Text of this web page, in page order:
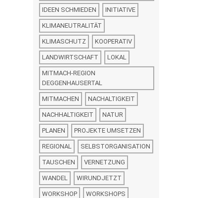
IDEEN SCHMIEDEN INITIATIVE
KLIMANEUTRALITÄT
KLIMASCHUTZ KOOPERATIV
LANDWIRTSCHAFT LOKAL
MITMACH-REGION
DEGGENHAUSERTAL
MITMACHEN NACHALTIGKEIT
NACHHALTIGKEIT NATUR
PLANEN PROJEKTE UMSETZEN
REGIONAL SELBSTORGANISATION
TAUSCHEN VERNETZUNG
WANDEL WIRUNDJETZT
WORKSHOP WORKSHOPS